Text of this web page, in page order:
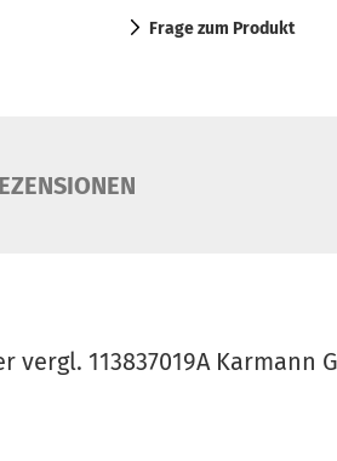
Frage zum Produkt
113837019A Karmann